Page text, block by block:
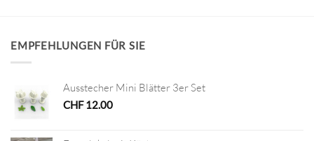
EMPFEHLUNGEN FÜR SIE
Ausstecher Mini Blätter 3er Set
CHF12.00